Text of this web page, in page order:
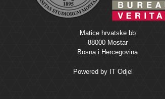
Matice hrvatske bb
88000 Mostar
Bosna i Hercegovina
Powered by IT Odjel